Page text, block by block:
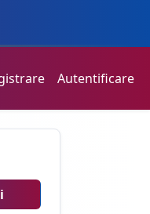
Autentificare